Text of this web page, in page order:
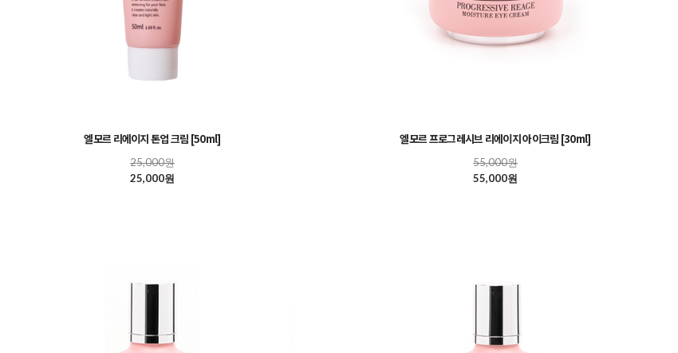
엘모르 리에이지 톤업 크림 [50ml]
25,000원
25,000원
엘모르 프로그레시브 리에이지 아이크림 [30ml]
55,000원
55,000원